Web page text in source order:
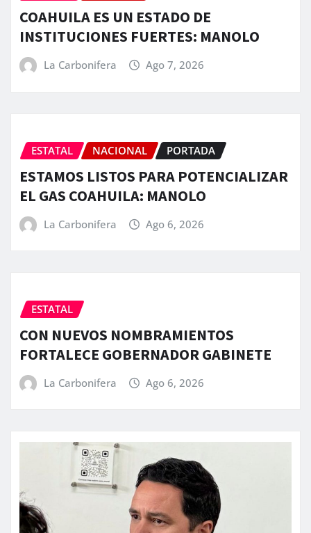
COAHUILA ES UN ESTADO DE
INSTITUCIONES FUERTES: MANOLO
La Carbonifera Ago 7, 2026
ESTATAL NACIONAL PORTADA
ESTAMOS LISTOS PARA POTENCIALIZAR
EL GAS COAHUILA: MANOLO
La Carbonifera Ago 6, 2026
ESTATAL
CON NUEVOS NOMBRAMIENTOS
FORTALECE GOBERNADOR GABINETE
La Carbonifera Ago 6, 2026